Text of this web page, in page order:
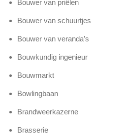
Bouwer van priëlen
Bouwer van schuurtjes
Bouwer van veranda’s
Bouwkundig ingenieur
Bouwmarkt
Bowlingbaan
Brandweerkazerne
Brasserie